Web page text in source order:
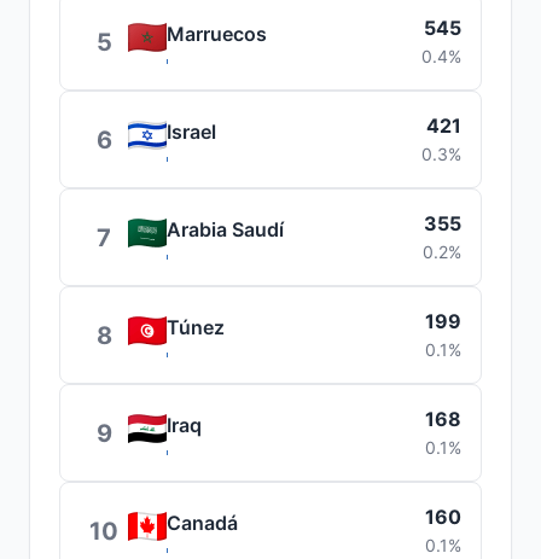
5 Marruecos 545
0.4%
6 Israel 421
0.3%
7 Arabia Saudí 355
0.2%
8 Túnez 199
0.1%
9 Iraq 168
0.1%
10 Canadá 160
0.1%